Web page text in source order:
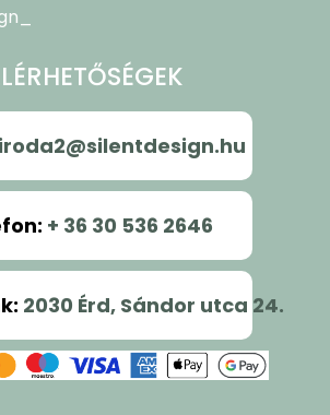
iroda2@silentdesign.hu
: + 36 30 536 2646
: 2030 Érd, Sándor utca 24.